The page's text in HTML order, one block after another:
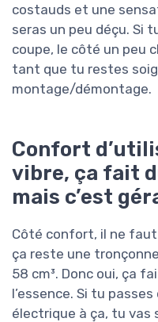
costauds et une
seras un peu déçu. Si
coupe, le côté un peu
tant que tu restes
montage/démontage.
Confort
vibre, ça fait
mais c’est
Côté confort, il ne faut
ça reste une
58 cm³. Donc oui, ça
l’essence. Si tu
électrique à ça, tu vas